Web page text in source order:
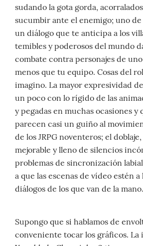
sudando la gota gorda,
sucumbir ante el enemigo; uno de
un diálogo que te anticipa a los
temibles y poderosos del mundo
combate contra personajes de
menos que tu equipo. Cosas del
imagino. La mayor expresividad
un poco con lo rígido de las
y pegadas en muchas ocasiones y
parecen casi un guiño al
de los JRPG noventeros; el
mejorable y lleno de silencios
problemas de sincronización
a que las escenas de vídeo estén
diálogos de los que van de la mano.
Supongo que si hablamos de
conveniente tocar los gráficos. La